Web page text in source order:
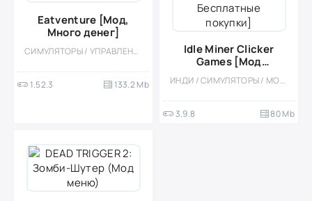
Eatventure [Мод,
Много денег]
СИМУЛЯТОРЫ / УПРАВЛЕНИЕ / КАЗУАЛЬНЫЕ / ОДНОПОЛЬЗОВАТЕЛЬСКИЕ / СТИЛИЗАЦИЯ / ОФЛАЙН / МОД
1.52.3 133.2 Mb
Idle Miner Clicker
Games [Мод
Бесплатные покупки]ИНДИ / СИМУЛЯТОРЫ / МОД / КАЗУАЛЬНЫЕ / ОДНОПОЛЬЗОВАТЕЛЬСКИЕ / СТИЛИЗАЦИЯ / ПО МУЛЬТФИЛЬМАМ / ОФЛАЙН / РОЛЕВЫЕ / ВИД СБОКУ
3.9.8 80 Mb